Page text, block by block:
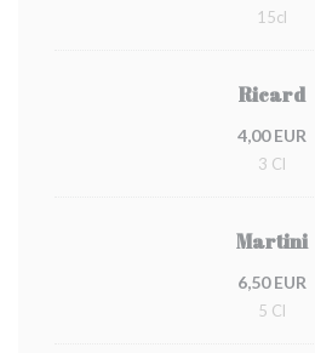
15cl
Ricard
4,00 EUR
3 Cl
Martini
6,50 EUR
5 Cl